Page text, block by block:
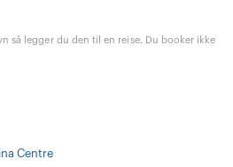
så legger du den til en reise. Du booker ikke
Centre